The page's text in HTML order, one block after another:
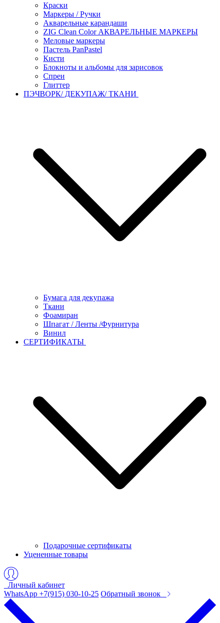
Краски
Маркеры / Ручки
Акварельные карандаши
ZIG Clean Color АКВАРЕЛЬНЫЕ МАРКЕРЫ
Меловые маркеры
Пастель PanPastel
Кисти
Блокноты и альбомы для зарисовок
Спреи
Глиттер
ПЭЧВОРК/ ДЕКУПАЖ/ ТКАНИ
Бумага для декупажа
Ткани
Фоамиран
Шпагат / Ленты /Фурнитура
Винил
СЕРТИФИКАТЫ
Подарочные сертификаты
Уцененные товары
Личный кабинет
WhatsApp +7(915) 030-10-25 Обратный звонок